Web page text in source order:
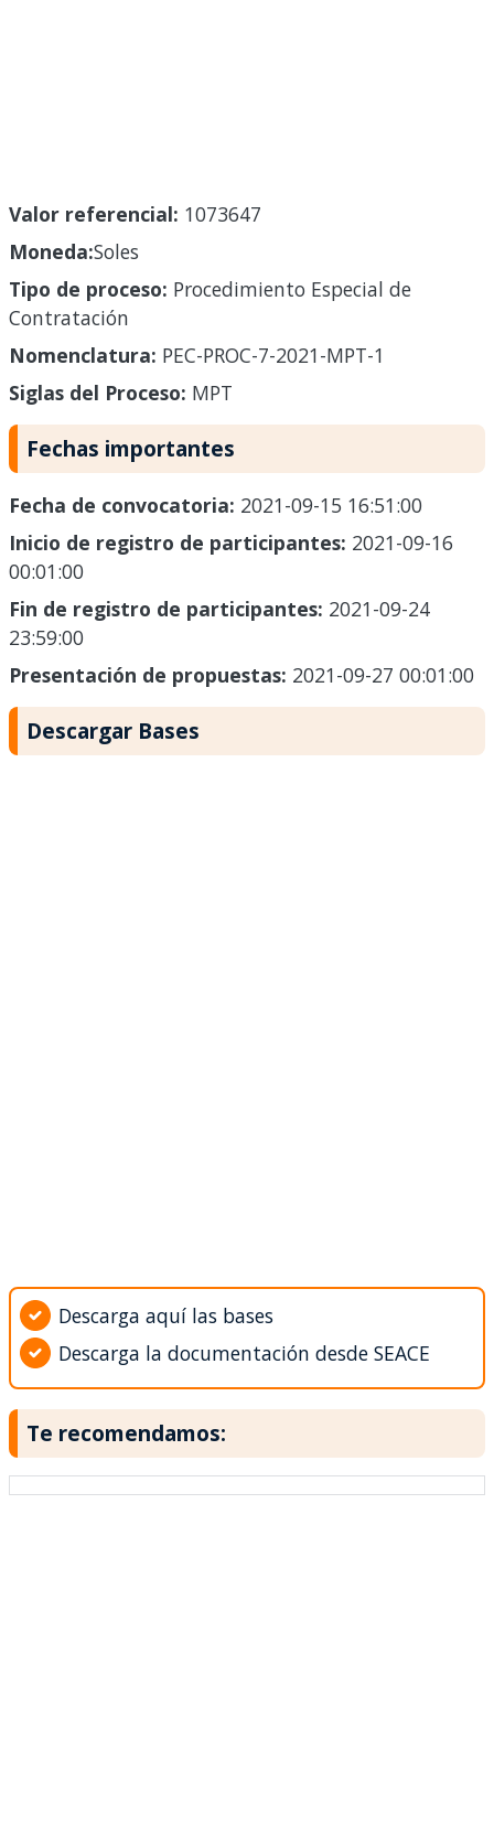
Valor referencial: 1073647
Moneda:Soles
Tipo de proceso: Procedimiento Especial de
Contratación
Nomenclatura: PEC-PROC-7-2021-MPT-1
Siglas del Proceso: MPT
Fechas importantes
Fecha de convocatoria: 2021-09-15 16:51:00
Inicio de registro de participantes: 2021-09-16
00:01:00
Fin de registro de participantes: 2021-09-24
23:59:00
Presentación de propuestas: 2021-09-27 00:01:00
Descargar Bases
Descarga aquí las bases
Descarga la documentación desde SEACE
Te recomendamos: